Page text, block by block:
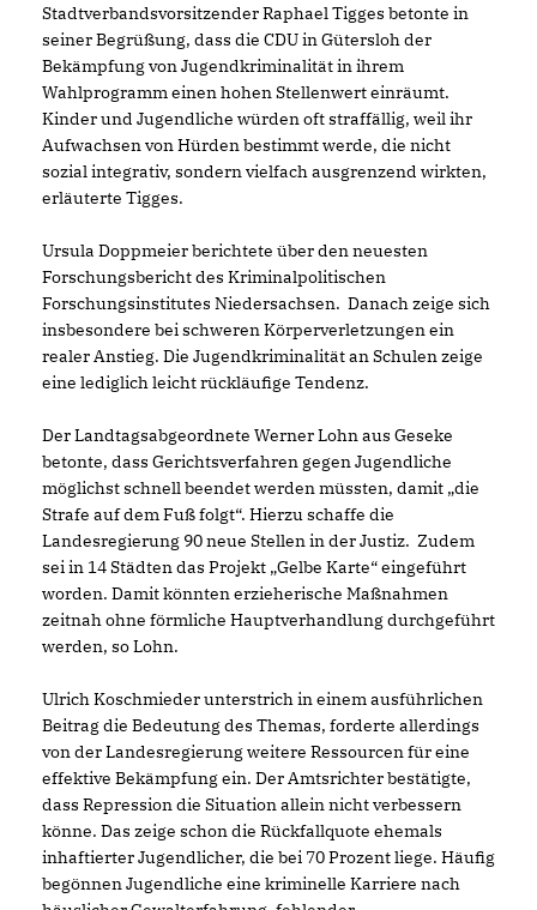
Stadtverbandsvorsitzender Raphael Tigges betonte in
seiner Begrüßung, dass die CDU in Gütersloh der
Bekämpfung von Jugendkriminalität in ihrem
Wahlprogramm einen hohen Stellenwert einräumt.
Kinder und Jugendliche würden oft straffällig, weil ihr
Aufwachsen von Hürden bestimmt werde, die nicht
sozial integrativ, sondern vielfach ausgrenzend wirkten,
erläuterte Tigges.
Ursula Doppmeier berichtete über den neuesten
Forschungsbericht des Kriminalpolitischen
Forschungsinstitutes Niedersachsen. Danach zeige sich
insbesondere bei schweren Körperverletzungen ein
realer Anstieg. Die Jugendkriminalität an Schulen zeige
eine lediglich leicht rückläufige Tendenz.
Der Landtagsabgeordnete Werner Lohn aus Geseke
betonte, dass Gerichtsverfahren gegen Jugendliche
möglichst schnell beendet werden müssten, damit „die
Strafe auf dem Fuß folgt“. Hierzu schaffe die
Landesregierung 90 neue Stellen in der Justiz. Zudem
sei in 14 Städten das Projekt „Gelbe Karte“ eingeführt
worden. Damit könnten erzieherische Maßnahmen
zeitnah ohne förmliche Hauptverhandlung durchgeführt
werden, so Lohn.
Ulrich Koschmieder unterstrich in einem ausführlichen
Beitrag die Bedeutung des Themas, forderte allerdings
von der Landesregierung weitere Ressourcen für eine
effektive Bekämpfung ein. Der Amtsrichter bestätigte,
dass Repression die Situation allein nicht verbessern
könne. Das zeige schon die Rückfallquote ehemals
inhaftierter Jugendlicher, die bei 70 Prozent liege. Häufig
begönnen Jugendliche eine kriminelle Karriere nach